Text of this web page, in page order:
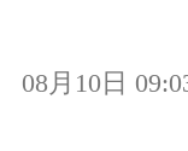
08月10日